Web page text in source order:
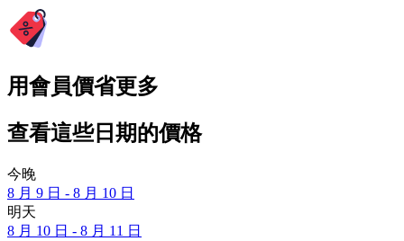
用會員價省更多
查看這些日期的價格
今晚
8 月 9 日 - 8 月 10 日
明天
8 月 10 日 - 8 月 11 日